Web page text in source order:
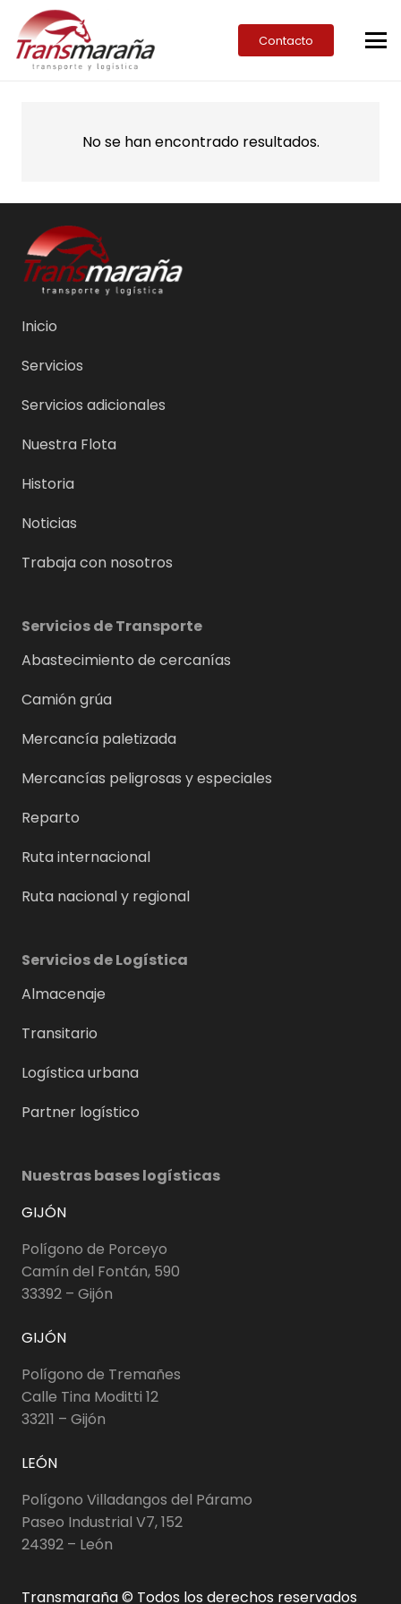
Contacto
No se han encontrado resultados.
Inicio
Servicios
Servicios adicionales
Nuestra Flota
Historia
Noticias
Trabaja con nosotros
Servicios de Transporte
Abastecimiento de cercanías
Camión grúa
Mercancía paletizada
Mercancías peligrosas y especiales
Reparto
Ruta internacional
Ruta nacional y regional
Servicios de Logística
Almacenaje
Transitario
Logística urbana
Partner logístico
Nuestras bases logísticas
GIJÓN
Polígono de Porceyo
Camín del Fontán, 590
33392 – Gijón
GIJÓN
Polígono de Tremañes
Calle Tina Moditti 12
33211 – Gijón
LEÓN
Polígono Villadangos del Páramo
Paseo Industrial V7, 152
24392 – León
Transmaraña © Todos los derechos reservados